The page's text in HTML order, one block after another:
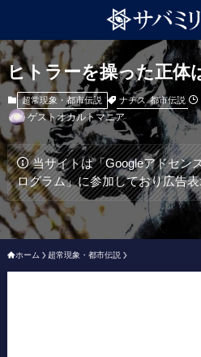
ヒトラーを操った正体
超常現象・都市伝説 ナチス 都市伝説
ゲストオカルトマニア
当サイトは「Googleアドセン
ログラム」に参加しており広告
ホーム 超常現象・都市伝説